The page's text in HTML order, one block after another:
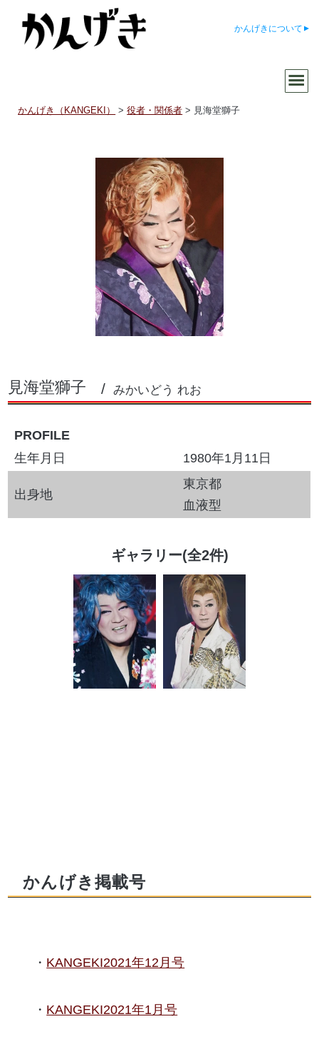
かんげきについて
かんげき（KANGEKI） >役者・関係者 > 見海堂獅子
見海堂獅子 みかいどう れお
PROFILE
生年月日
1980年1月11日
出身地
東京都
血液型
ギャラリー(全2件)
かんげき掲載号
KANGEKI2021年12月号
KANGEKI2021年1月号